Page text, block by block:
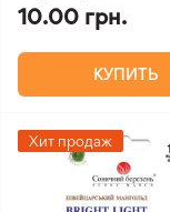
10.00 грн.
КУПИТЬ
Хит продаж